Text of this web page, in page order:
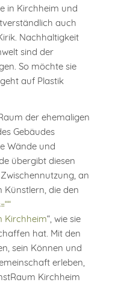
in Kirchheim und
auch
Nachhaltigkeit
sind der
So möchte sie
auf Plastik
der ehemaligen
Gebäudes
Wände und
übergibt diesen
an
Künstlern, die den
Kirchheim“, wie sie
hat. Mit den
sein Können und
erleben,
Kirchheim